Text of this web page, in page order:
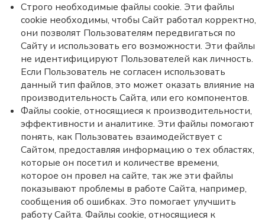
Строго необходимые файлы cookie. Эти файлы
cookie необходимы, чтобы Сайт работал корректно,
они позволят Пользователям передвигаться по
Сайту и использовать его возможности. Эти файлы
не идентифицируют Пользователей как личность.
Если Пользователь не согласен использовать
данный тип файлов, это может оказать влияние на
производительность Сайта, или его компонентов.
Файлы cookie, относящиеся к производительности,
эффективности и аналитике. Эти файлы помогают
понять, как Пользоватеь взаимодействует с
Сайтом, предоставляя информацию о тех областях,
которые он посетил и количестве времени,
которое он провел на сайте, так же эти файлы
показывают проблемы в работе Сайта, например,
сообщения об ошибках. Это помогает улучшить
работу Сайта. Файлы cookie, относящиеся к